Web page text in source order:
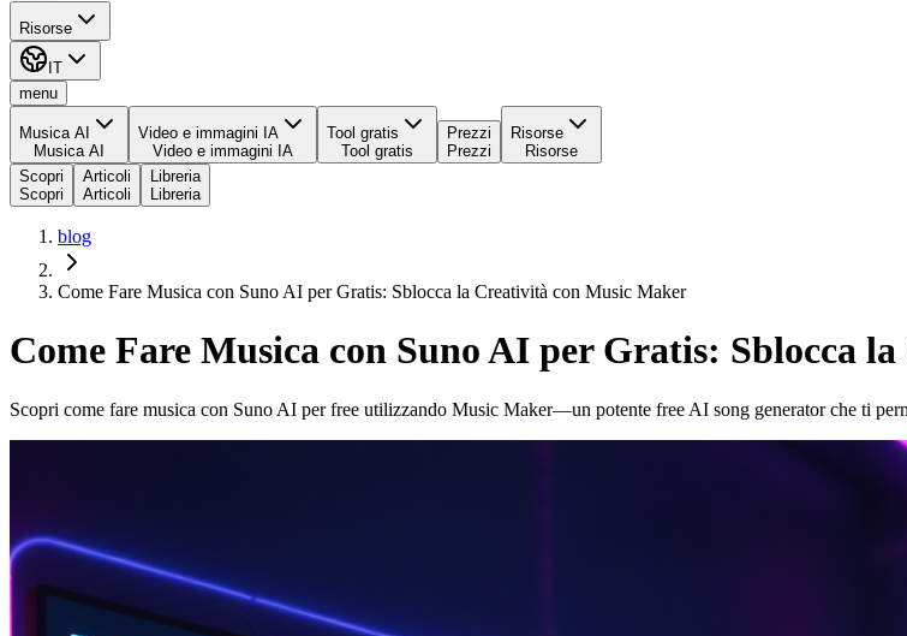
Risorse
IT
menu
Musica AI
Musica AI
Video e immagini IA
Video e immagini IA
Tool gratis
Tool gratis
Prezzi
Prezzi
Risorse
Risorse
Scopri
Scopri
Articoli
Articoli
Libreria
Libreria
blog
Come Fare Musica con Suno AI per Gratis: Sblocca la Creatività con Music Maker
Come Fare Musica con Suno AI per Gratis: Sblocca
Scopri come fare musica con Suno AI per free utilizzando Music Maker—un potente free AI song generator che ti